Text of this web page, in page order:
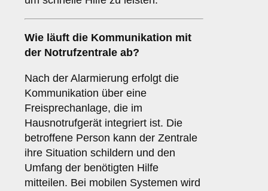
Wie läuft die Kommunikation mit
der Notrufzentrale ab?
Nach der Alarmierung erfolgt die
Kommunikation über eine
Freisprechanlage, die im
Hausnotrufgerät integriert ist. Die
betroffene Person kann der Zentrale
ihre Situation schildern und den
Umfang der benötigten Hilfe
mitteilen. Bei mobilen Systemen wird